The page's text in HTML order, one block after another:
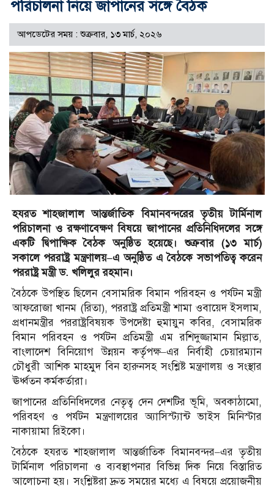
পরিচালনা নিয়ে জাপানের সঙ্গে বৈঠক
আপডেটের সময় : শুক্রবার, ১৩ মার্চ, ২০২৬
হযরত শাহজালাল আন্তর্জাতিক বিমানবন্দরের তৃতীয় টার্মিনাল
পরিচালনা ও রক্ষণাবেক্ষণ বিষয়ে জাপানের প্রতিনিধিদলের সঙ্গে
একটি দ্বিপাক্ষিক বৈঠক অনুষ্ঠিত হয়েছে। শুক্রবার (১৩ মার্চ)
সকালে পররাষ্ট্র মন্ত্রণালয়–এ অনুষ্ঠিত এ বৈঠকে সভাপতিত্ব করেন
পররাষ্ট্র মন্ত্রী ড. খলিলুর রহমান।
বৈঠকে উপস্থিত ছিলেন বেসামরিক বিমান পরিবহন ও পর্যটন মন্ত্রী
আফরোজা খানম (রিতা), পররাষ্ট্র প্রতিমন্ত্রী শামা ওবায়েদ ইসলাম,
প্রধানমন্ত্রীর পররাষ্ট্রবিষয়ক উপদেষ্টা হুমায়ুন কবির, বেসামরিক
বিমান পরিবহন ও পর্যটন প্রতিমন্ত্রী এম রশিদুজ্জামান মিল্লাত,
বাংলাদেশ বিনিয়োগ উন্নয়ন কর্তৃপক্ষ–এর নির্বাহী চেয়ারম্যান
চৌধুরী আশিক মাহমুদ বিন হারুনসহ সংশ্লিষ্ট মন্ত্রণালয় ও সংস্থার
ঊর্ধ্বতন কর্মকর্তারা।
জাপানের প্রতিনিধিদলের নেতৃত্ব দেন দেশটির ভূমি, অবকাঠামো,
পরিবহণ ও পর্যটন মন্ত্রণালয়ের অ্যাসিস্ট্যান্ট ভাইস মিনিস্টার
নাকায়ামা রিইকো।
বৈঠকে হযরত শাহজালাল আন্তর্জাতিক বিমানবন্দর–এর তৃতীয়
টার্মিনাল পরিচালনা ও ব্যবস্থাপনার বিভিন্ন দিক নিয়ে বিস্তারিত
আলোচনা হয়। সংশ্লিষ্টরা দ্রুত সময়ের মধ্যে এ বিষয়ে প্রয়োজনীয়